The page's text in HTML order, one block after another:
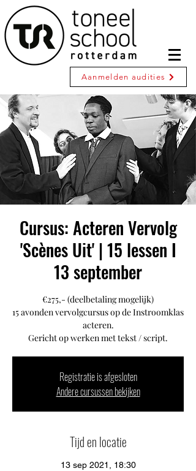
Aanmelden audities
Cursus: Acteren Vervolg
'Scènes Uit' | 15 lessen I
13 september
€275,- (deelbetaling mogelijk)
15 avonden vervolgcursus op de Instroomklas
acteren.
Gericht op werken met tekst / script.
Registratie is afgesloten
Andere cursussen bekijken
Tijd en locatie
13 sep 2021, 18:30